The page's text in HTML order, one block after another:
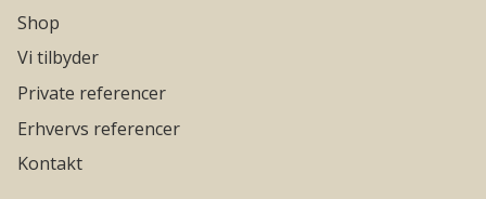
Shop
Vi tilbyder
Private referencer
Erhvervs referencer
Kontakt